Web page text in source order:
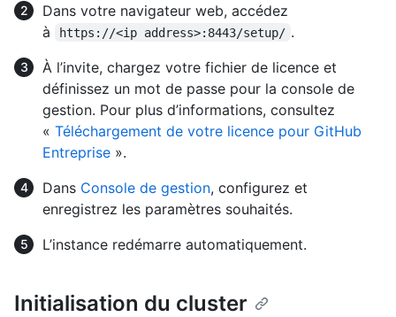
Dans votre navigateur web, accédez
à
https://<ip address>:8443/setup/ .
À l’invite, chargez votre fichier de licence et
définissez un mot de passe pour la console de
gestion. Pour plus d’informations, consultez
« Téléchargement de votre licence pour GitHub
Entreprise ».
Dans Console de gestion, configurez et
enregistrez les paramètres souhaités.
L’instance redémarre automatiquement.
Initialisation du cluster